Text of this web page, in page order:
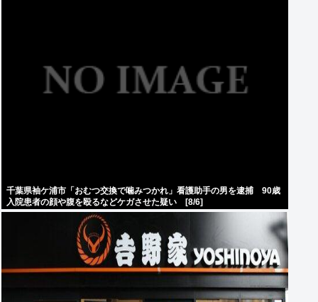
千葉県袖ケ浦市「おむつ交換で噛みつかれ」看護助手の男を逮捕 90歳
入院患者の顔や腹を殴るなどケガさせた疑い [8/6]